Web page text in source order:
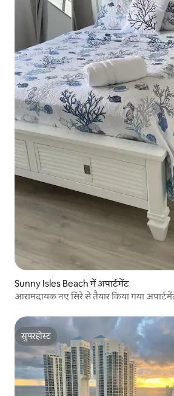
Sunny Isles Beach में अपार्टमेंट
आरामदायक नए सिरे से तैयार किया गया
सुपरहोस्ट
सुपरहोस्ट